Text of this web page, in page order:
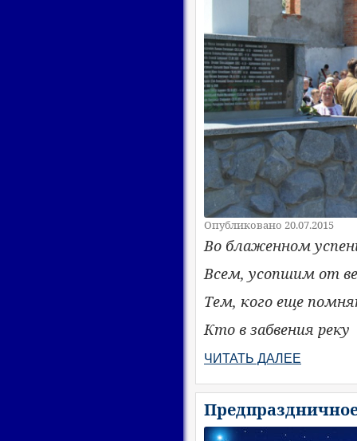
Опубликовано 20.07.2015
Во блаженном
Всем, усопшим от
Тем, кого еще
Кто в забвения реку
ЧИТАТЬ ДАЛЕЕ